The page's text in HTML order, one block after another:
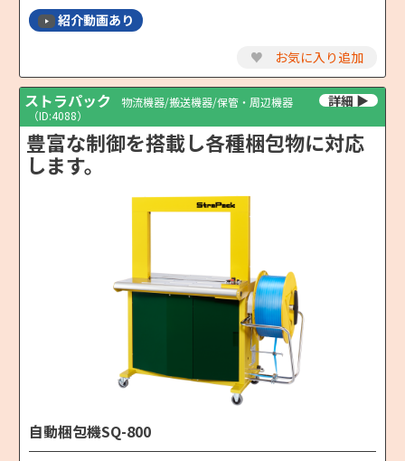
紹介動画あり
♥ お気に入り追加
ストラパック
物流機器/搬送機器/保管・周辺機器
（ID:4088）
豊富な制御を搭載し各種梱包物に対応
します。
自動梱包機SQ-800